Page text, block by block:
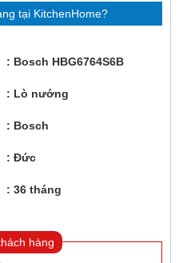
tại KitchenHome?
Bosch HBG6764S6B
Lò nướng
Bosch
Đức
36 tháng
hàng